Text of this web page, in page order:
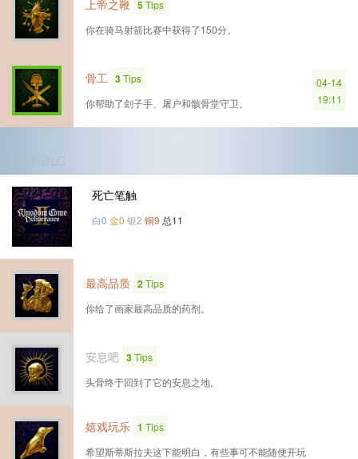
上帝之鞭 5Tips
你在骑马射箭比赛中获得了150分。
骨工 3Tips
你帮助了刽子手、屠户和骸骨堂守卫。
04-14
19:11
死亡笔触
白0 金0 银2 铜9 总11
最高品质 2Tips
你给了画家最高品质的药剂。
安息吧 3Tips
头骨终于回到了它的安息之地。
嬉戏玩乐 1 Tips
希望斯蒂斯拉夫这下能明白，有些事可不能随便开玩